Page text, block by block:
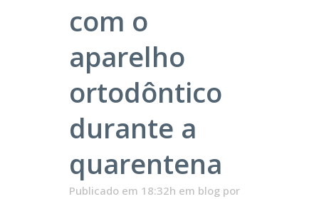
com o
aparelho
ortodôntico
durante a
quarentena
Publicado em 18:32h em blog por